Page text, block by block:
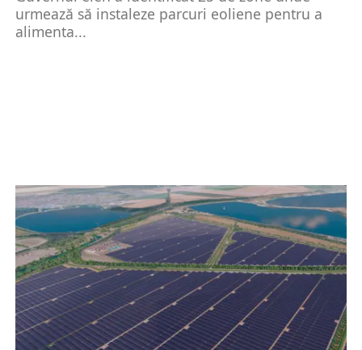
urmează să instaleze parcuri eoliene pentru a
alimenta...